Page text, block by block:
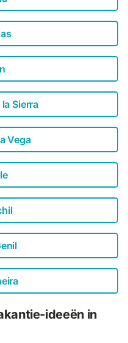
Sierra
Vega
ideeën in